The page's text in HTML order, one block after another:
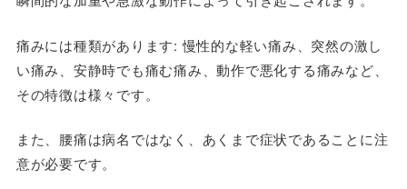
痛みには種類があります: 慢性的な軽い痛み、突然の激し
い痛み、安静時でも痛む痛み、動作で悪化する痛みなど、
その特徴は様々です。
また、腰痛は病名ではなく、あくまで症状であることに注
意が必要です。